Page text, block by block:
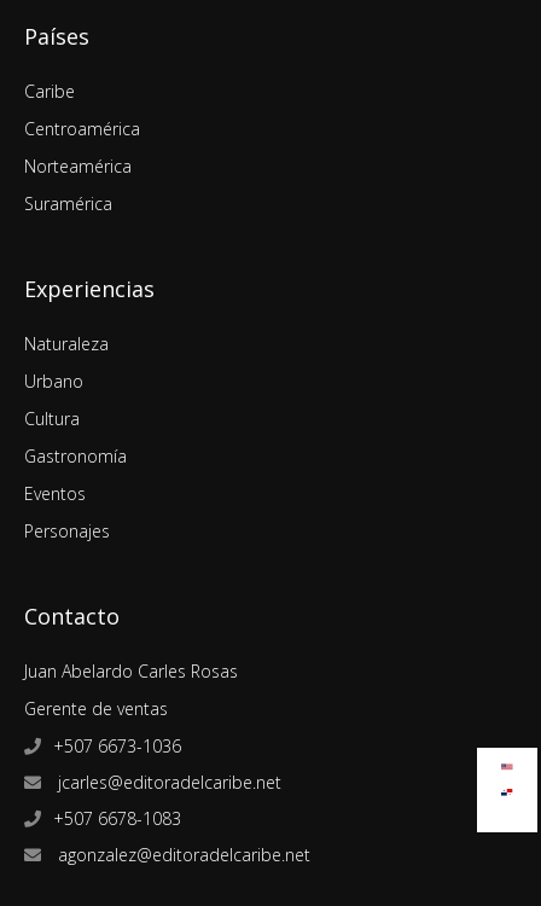
Países
Caribe
Centroamérica
Norteamérica
Suramérica
Experiencias
Naturaleza
Urbano
Cultura
Gastronomía
Eventos
Personajes
Contacto
Juan Abelardo Carles Rosas
Gerente de ventas
+507 6673-1036
jcarles@editoradelcaribe.net
+507 6678-1083
agonzalez@editoradelcaribe.net